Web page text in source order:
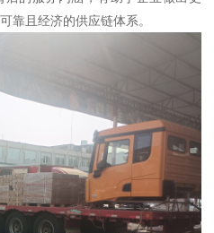
靠且经济的供应链体系。